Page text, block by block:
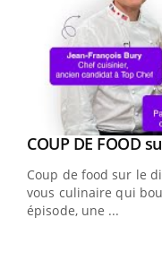
Youtube
COUP DE FOOD
Coup de food sur le
vous culinaire qui
épisode, une ...